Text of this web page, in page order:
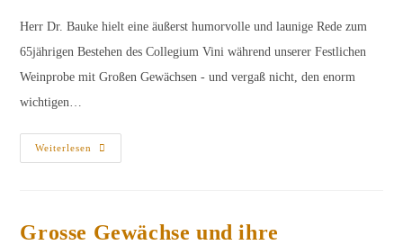
Herr Dr. Bauke hielt eine äußerst humorvolle und launige Rede zum
65jährigen Bestehen des Collegium Vini während unserer Festlichen
Weinprobe mit Großen Gewächsen - und vergaß nicht, den enorm
wichtigen…
Weiterlesen
Große
Gewächse,
Jahre
Collegium
Grosse Gewächse und ihre